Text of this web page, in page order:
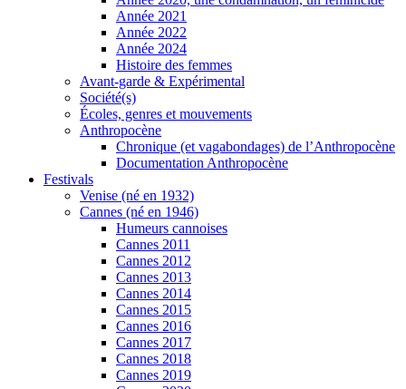
Année 2021
Année 2022
Année 2024
Histoire des femmes
Avant-garde & Expérimental
Société(s)
Écoles, genres et mouvements
Anthropocène
Chronique (et vagabondages) de l’Anthropocène
Documentation Anthropocène
Festivals
Venise (né en 1932)
Cannes (né en 1946)
Humeurs cannoises
Cannes 2011
Cannes 2012
Cannes 2013
Cannes 2014
Cannes 2015
Cannes 2016
Cannes 2017
Cannes 2018
Cannes 2019